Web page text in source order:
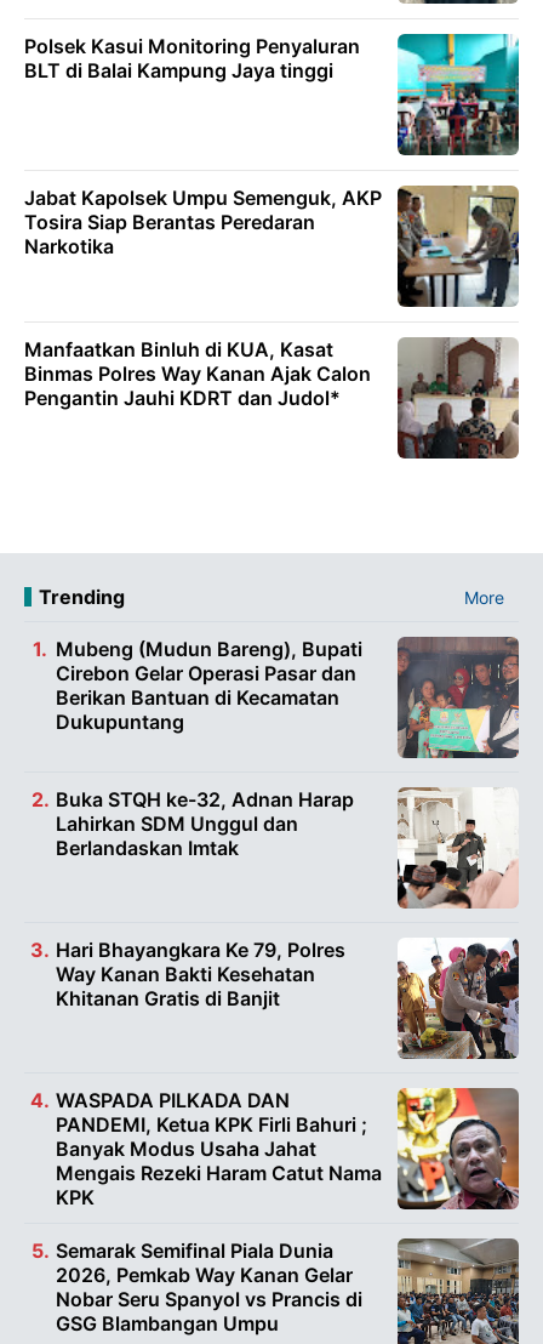
Polsek Kasui Monitoring Penyaluran
BLT di Balai Kampung Jaya tinggi
Jabat Kapolsek Umpu Semenguk, AKP
Tosira Siap Berantas Peredaran
Narkotika
Manfaatkan Binluh di KUA, Kasat
Binmas Polres Way Kanan Ajak Calon
Pengantin Jauhi KDRT dan Judol*
Trending More
Mubeng (Mudun Bareng), Bupati
Cirebon Gelar Operasi Pasar dan
Berikan Bantuan di Kecamatan
Dukupuntang
Buka STQH ke-32, Adnan Harap
Lahirkan SDM Unggul dan
Berlandaskan Imtak
Hari Bhayangkara Ke 79, Polres
Way Kanan Bakti Kesehatan
Khitanan Gratis di Banjit
WASPADA PILKADA DAN
PANDEMI, Ketua KPK Firli Bahuri ;
Banyak Modus Usaha Jahat
Mengais Rezeki Haram Catut Nama
KPK
Semarak Semifinal Piala Dunia
2026, Pemkab Way Kanan Gelar
Nobar Seru Spanyol vs Prancis di
GSG Blambangan Umpu